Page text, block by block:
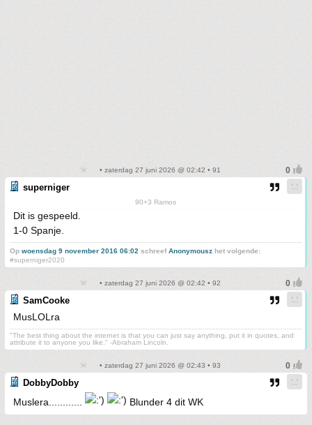
• zaterdag 27 juni 2026 @ 02:42 • 91
superniger
90+3 Ramos
Dit is gespeeld.
1-0 Spanje.
Op woensdag 9 november 2016 06:02 schreefAnonymousz het volgende:
#superniger2020
• zaterdag 27 juni 2026 @ 02:42 • 92
SamCooke
MusLOLra
"The best thing about the internet is that you can just say anything, put it in quotes, and
attribute it to anyone you like." -Abraham Lincoln.
• zaterdag 27 juni 2026 @ 02:43 • 93
DobbyDobby
Muslera............ Blunder 4 dit WK